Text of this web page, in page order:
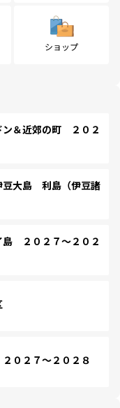
ショップ
＆近郊の町 ２０２
大島 利島（伊豆諸
２０２７～２０２
０２７～２０２８